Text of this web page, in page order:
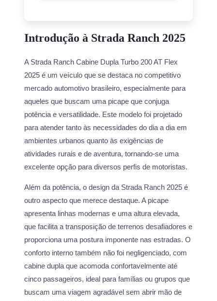
Introdução à Strada Ranch 2025
A Strada Ranch Cabine Dupla Turbo 200 AT Flex
2025 é um veículo que se destaca no competitivo
mercado automotivo brasileiro, especialmente para
aqueles que buscam uma picape que conjuga
potência e versatilidade. Este modelo foi projetado
para atender tanto às necessidades do dia a dia em
ambientes urbanos quanto às exigências de
atividades rurais e de aventura, tornando-se uma
excelente opção para diversos perfis de motoristas.
Além da potência, o design da Strada Ranch 2025 é
outro aspecto que merece destaque. A picape
apresenta linhas modernas e uma altura elevada,
que facilita a transposição de terrenos desafiadores e
proporciona uma postura imponente nas estradas. O
conforto interno também não foi negligenciado, com
cabine dupla que acomoda confortavelmente até
cinco passageiros, ideal para famílias ou grupos que
buscam uma viagem agradável sem abrir mão de